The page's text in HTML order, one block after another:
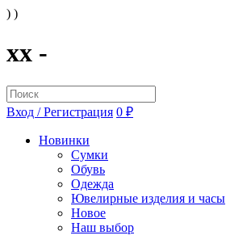
) )
xx -
Вход / Регистрация 0 ₽
Новинки
Сумки
Обувь
Одежда
Ювелирные изделия и часы
Новое
Наш выбор